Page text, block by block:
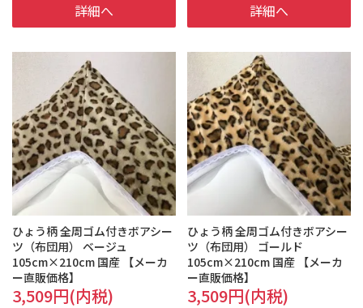
お買い物ガイド お問合せ
会社概要
Company
Profile
当社設備 ふるさと散歩
買い物カゴ
詳細へ 詳細へ
ひょう柄 全周ゴム付きボアシー
ツ（布団用） ベージュ
105cm×210cm 国産 【メーカ
ー直販価格】
3,509円(内税)
ひょう柄 全周ゴム付きボアシー
ツ（布団用） ゴールド
105cm×210cm 国産 【メーカ
ー直販価格】
3,509円(内税)